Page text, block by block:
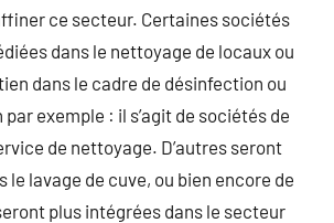
ce secteur. Certaines sociétés
dans le nettoyage de locaux ou
dans le cadre de désinfection ou
exemple : il s’agit de sociétés de
de nettoyage. D’autres seront
le lavage de cuve, ou bien encore de
plus intégrées dans le secteur